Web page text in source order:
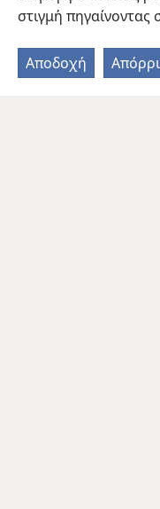
στιγμή πηγαίνοντας
Αποδοχή